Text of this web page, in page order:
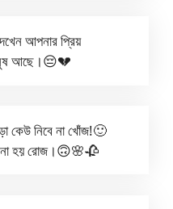
আপনার প্রিয়
আছে।😔💔
কেউ নিবে না খোঁজ!🙂
হয় রোজ।🙃🌸🥀